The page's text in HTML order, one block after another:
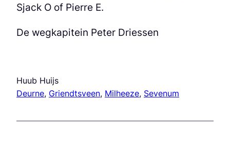
Sjack O of Pierre E.
De wegkapitein Peter Driessen
Huub Huijs
Deurne, Griendtsveen, Milheeze, Sevenum